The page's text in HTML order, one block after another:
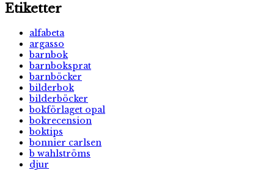
Etiketter
alfabeta
argasso
barnbok
barnboksprat
barnböcker
bilderbok
bilderböcker
bokförlaget opal
bokrecension
boktips
bonnier carlsen
b wahlströms
djur